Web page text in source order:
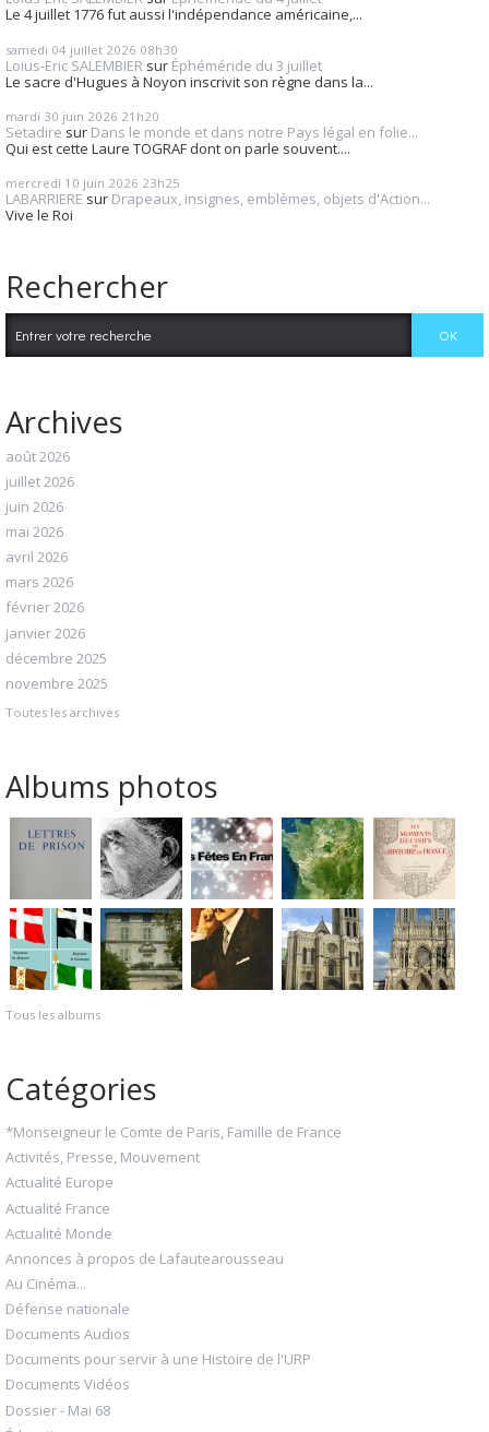
Le 4 juillet 1776 fut aussi l'indépendance américaine,...
samedi 04 juillet 2026 08h30
Loius-Eric SALEMBIER sur Éphéméride du 3 juillet
Le sacre d'Hugues à Noyon inscrivit son règne dans la...
mardi 30 juin 2026 21h20
Setadire sur Dans le monde et dans notre Pays légal en folie...
Qui est cette Laure TOGRAF dont on parle souvent....
mercredi 10 juin 2026 23h25
LABARRIERE sur Drapeaux, insignes, emblèmes, objets d'Action...
Vive le Roi
Rechercher
Archives
août 2026
juillet 2026
juin 2026
mai 2026
avril 2026
mars 2026
février 2026
janvier 2026
décembre 2025
novembre 2025
Toutes les archives
Albums photos
Tous les albums
Catégories
*Monseigneur le Comte de Paris, Famille de France
Activités, Presse, Mouvement
Actualité Europe
Actualité France
Actualité Monde
Annonces à propos de Lafautearousseau
Au Cinéma...
Défense nationale
Documents Audios
Documents pour servir à une Histoire de l'URP
Documents Vidéos
Dossier - Mai 68